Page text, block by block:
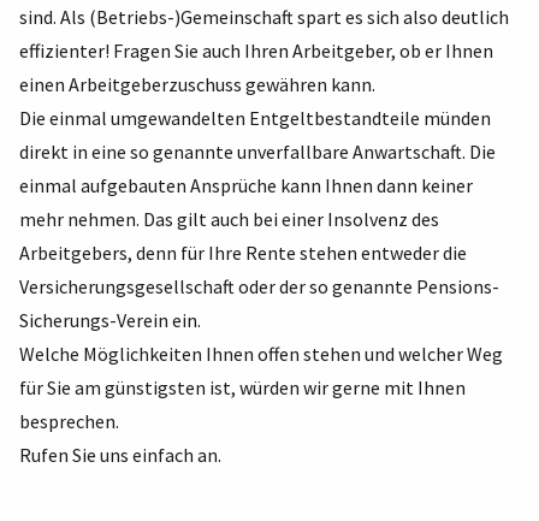
sind. Als (Betriebs-)Gemeinschaft spart es sich also deutlich
effizienter! Fragen Sie auch Ihren Arbeitgeber, ob er Ihnen
einen Arbeitgeberzuschuss gewähren kann.
Die einmal umgewandelten Entgeltbestandteile münden
direkt in eine so genannte unverfallbare Anwartschaft. Die
einmal aufgebauten Ansprüche kann Ihnen dann keiner
mehr nehmen. Das gilt auch bei einer Insolvenz des
Arbeitgebers, denn für Ihre Rente stehen entweder die
Versicherungsgesellschaft oder der so genannte Pensions-
Sicherungs-Verein ein.
Welche Möglichkeiten Ihnen offen stehen und welcher Weg
für Sie am günstigsten ist, würden wir gerne mit Ihnen
besprechen.
Rufen Sie uns einfach an.